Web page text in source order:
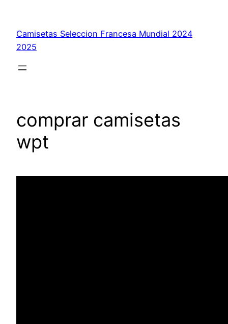
contenido
Camisetas Seleccion Francesa Mundial 2024
2025
comprar camisetas
wpt